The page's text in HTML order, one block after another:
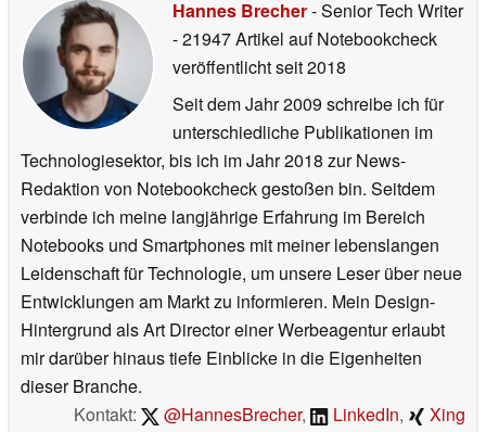
Hannes Brecher- Senior Tech Writer
- 21947 Artikel auf Notebookcheck
veröffentlichtseit 2018
Seit dem Jahr 2009 schreibe ich für
unterschiedliche Publikationen im
Technologiesektor, bis ich im Jahr 2018 zur News-
Redaktion von Notebookcheck gestoßen bin. Seitdem
verbinde ich meine langjährige Erfahrung im Bereich
Notebooks und Smartphones mit meiner lebenslangen
Leidenschaft für Technologie, um unsere Leser über neue
Entwicklungen am Markt zu informieren. Mein Design-
Hintergrund als Art Director einer Werbeagentur erlaubt
mir darüber hinaus tiefe Einblicke in die Eigenheiten
dieser Branche.
Kontakt:
@HannesBrecher, LinkedIn, Xing